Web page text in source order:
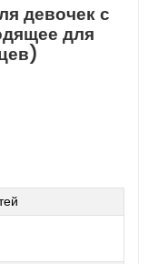
девочек с
для